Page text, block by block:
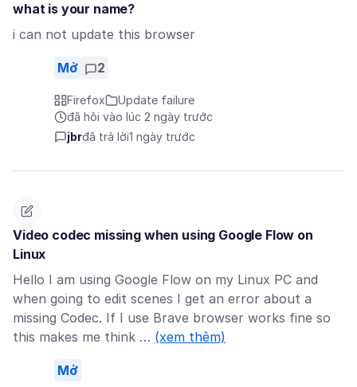
what is your name?
i can not update this browser
Mở 2
Firefox
Update failure
đã hỏi vào lúc 2 ngày trước
jbrđã trả lời1 ngày trước
Video codec missing when using Google Flow on
Linux
Hello I am using Google Flow on my Linux PC and
when going to edit scenes I get an error about a
missing Codec. If I use Brave browser works fine so
this makes me think … (xem thêm)
Mở